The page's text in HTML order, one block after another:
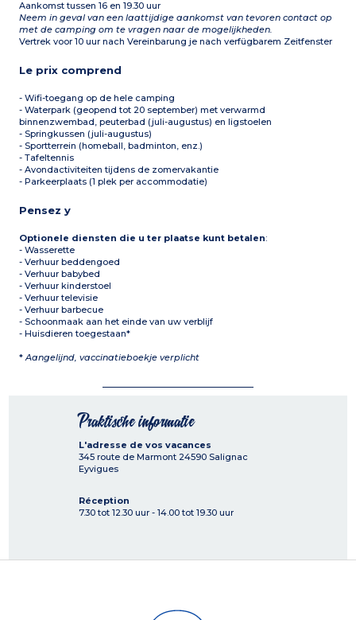
Aankomst tussen 16 en 19.30 uur
Neem in geval van een laattijdige aankomst van tevoren contact op
met de camping om te vragen naar de mogelijkheden.
Vertrek voor 10 uur nach Vereinbarung je nach verfügbarem Zeitfenster
Le prix comprend
- Wifi-toegang op de hele camping
- Waterpark (geopend tot 20 september) met verwarmd
binnenzwembad, peuterbad (juli-augustus) en ligstoelen
- Springkussen (juli-augustus)
- Sportterrein (homeball, badminton, enz.)
- Tafeltennis
- Avondactiviteiten tijdens de zomervakantie
- Parkeerplaats (1 plek per accommodatie)
Pensez y
Optionele diensten die u ter plaatse kunt betalen:
- Wasserette
- Verhuur beddengoed
- Verhuur babybed
- Verhuur kinderstoel
- Verhuur televisie
- Verhuur barbecue
- Schoonmaak aan het einde van uw verblijf
- Huisdieren toegestaan*
*Aangelijnd, vaccinatieboekje verplicht
Praktische informatie
L'adresse de vos vacances
345 route de Marmont 24590 Salignac
Eyvigues
Réception
7.30 tot 12.30 uur - 14.00 tot 19.30 uur